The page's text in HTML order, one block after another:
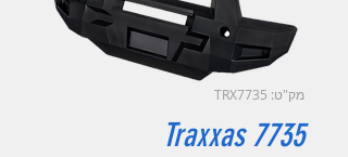
מק"ט: TRX7735
Traxxas 7735